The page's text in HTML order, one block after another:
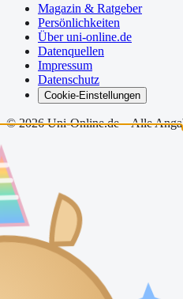
Magazin & Ratgeber
Persönlichkeiten
Über uni-online.de
Datenquellen
Impressum
Datenschutz
Cookie-Einstellungen
©2026Uni-Online.de – Alle